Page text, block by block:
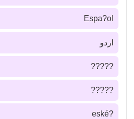
Espa?ol
اردو
?????
?????
?eské